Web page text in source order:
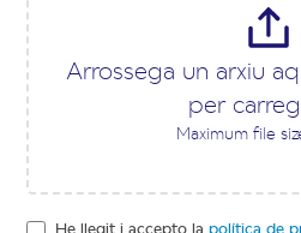
Arrossega un arxiu
per
Maximum file
He llegit i accepto lapolítica de